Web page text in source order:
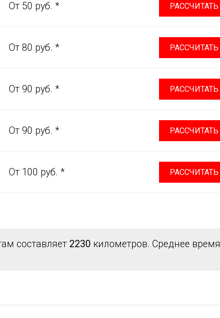
От 50 руб. * РАССЧИТАТЬ
От 80 руб. * РАССЧИТАТЬ
От 90 руб. * РАССЧИТАТЬ
От 90 руб. * РАССЧИТАТЬ
От 100 руб. * РАССЧИТАТЬ
составляет 2230 километров. Среднее время